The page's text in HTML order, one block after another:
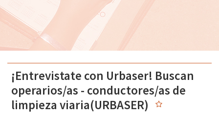
¡Entrevistate con Urbaser! Buscan
operarios/as - conductores/as de
limpieza viaria(URBASER)